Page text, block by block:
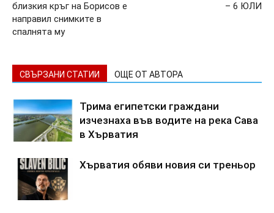
близкия кръг на Борисов е
направил снимките в
спалнята му
– 6 ЮЛИ
СВЪРЗАНИ СТАТИИ ОЩЕ ОТ АВТОРА
Трима египетски граждани
изчезнаха във водите на река Сава
в Хърватия
Хърватия обяви новия си треньор